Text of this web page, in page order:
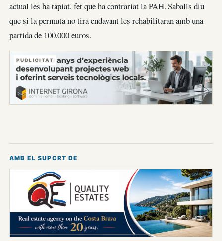
actual les ha tapiat, fet que ha contrariat la PAH. Saballs diu
que si la permuta no tira endavant les rehabilitaran amb una
partida de 100.000 euros.
PUBLICITAT
AMB EL SUPORT DE